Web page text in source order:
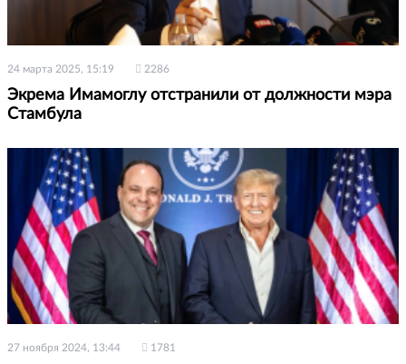
24 марта 2025, 15:19 2286
Экрема Имамоглу отстранили от должности мэра
Стамбула
27 ноября 2024, 13:44 1781